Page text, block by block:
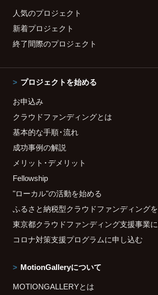
人気のプロジェクト
新着プロジェクト
終了間際のプロジェクト
プロジェクトを始める
お申込み
クラウドファンディングとは
基本的な手順・流れ
成功事例の解説
メリット・デメリット
Fellowship
"ローカル"の活動を始める
ふるさと納税型クラウドファンディング
東京都クラウドファンディング支援事業
コロナ対策支援プログラムに申し込む
MotionGalleryについて
MOTIONGALLERYとは